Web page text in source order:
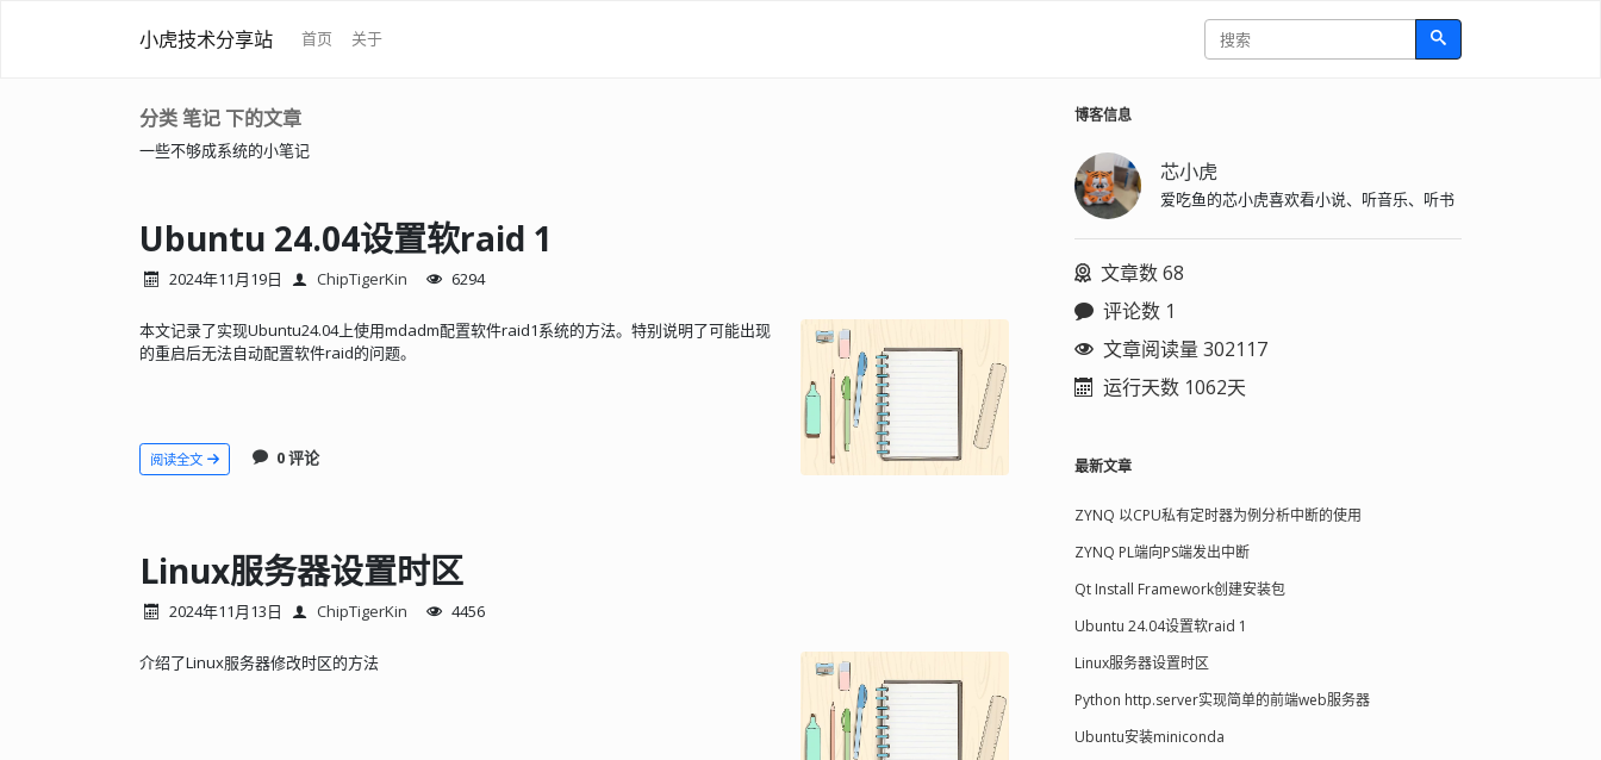
小虎技术分享站 首页 关于
分类 笔记 下的文章
一些不够成系统的小笔记
Ubuntu 24.04设置软raid 1
2024年11月19日 ChipTigerKin 6294
本文记录了实现Ubuntu24.04上使用mdadm配置软件raid1系统的方法。特别说明了可能出现
的重启后无法自动配置软件raid的问题。
阅读全文 0 评论
Linux服务器设置时区
2024年11月13日 ChipTigerKin 4456
介绍了Linux服务器修改时区的方法
博客信息
芯小虎
爱吃鱼的芯小虎喜欢看小说、听音乐、听书
文章数 68
评论数 1
文章阅读量 302117
运行天数 1062天
最新文章
ZYNQ 以CPU私有定时器为例分析中断的使用
ZYNQ PL端向PS端发出中断
Qt Install Framework创建安装包
Ubuntu 24.04设置软raid 1
Linux服务器设置时区
Python http.server实现简单的前端web服务器
Ubuntu安装miniconda